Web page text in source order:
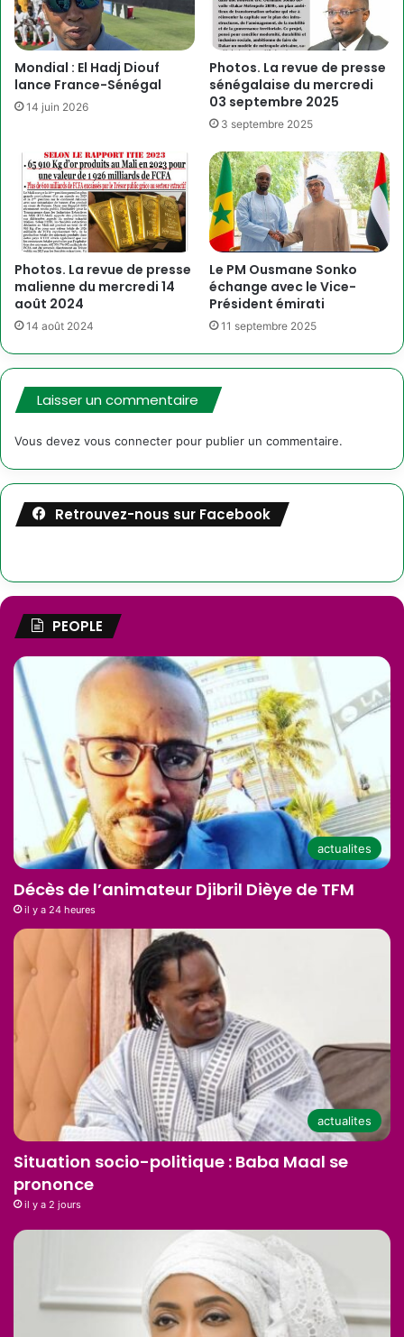
Mondial : El Hadj Diouf
lance France-Sénégal
14 juin 2026
Photos. La revue de presse
sénégalaise du mercredi
03 septembre 2025
3 septembre 2025
Photos. La revue de presse
malienne du mercredi 14
août 2024
14 août 2024
Le PM Ousmane Sonko
échange avec le Vice-
Président émirati
11 septembre 2025
Laisser un commentaire
Vous devez vous connecter pour publier un commentaire.
Retrouvez-nous sur Facebook
PEOPLE
actualites
Décès de l’animateur Djibril Dièye de TFM
il y a 24 heures
actualites
Situation socio-politique : Baba Maal se
prononce
il y a 2 jours